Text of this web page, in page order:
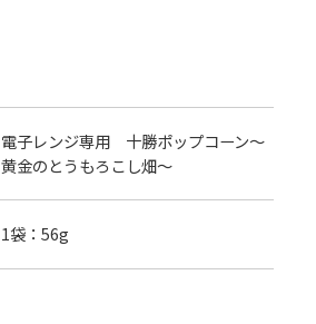
電子レンジ専用 十勝ポップコーン～
黄金のとうもろこし畑～
1袋：56g